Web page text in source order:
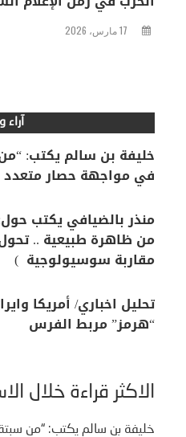
17 مارس، 2026
آراء
خليفة بن سالم يكتب:
في مواجهة حصار متعدد
منذر بالضيافي يكتب حول:
من ظاهرة طبيعية ..
مقاربة سوسيولوجية )
تحليل اخباري/ أمريكا
“هرمز” مربط الفرس
الأكثر قراءة خلال
خليفة بن سالم يكتب: “من